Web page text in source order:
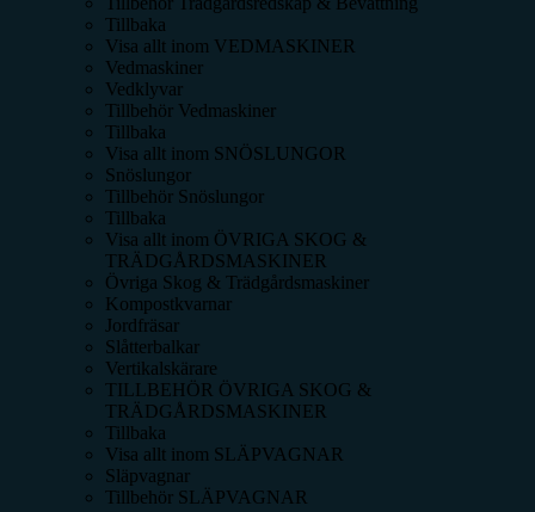
Tillbaka
Visa allt inom VEDMASKINER
Vedmaskiner
Vedklyvar
Tillbehör Vedmaskiner
Tillbaka
Visa allt inom SNÖSLUNGOR
Snöslungor
Tillbehör Snöslungor
Tillbaka
Visa allt inom ÖVRIGA SKOG &
TRÄDGÅRDSMASKINER
Övriga Skog & Trädgårdsmaskiner
Kompostkvarnar
Jordfräsar
Slåtterbalkar
Vertikalskärare
TILLBEHÖR ÖVRIGA SKOG &
TRÄDGÅRDSMASKINER
Tillbaka
Visa allt inom SLÄPVAGNAR
Släpvagnar
Tillbehör SLÄPVAGNAR